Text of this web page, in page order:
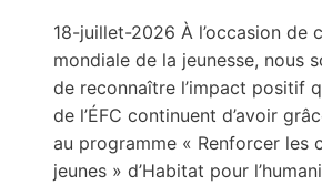
18-juillet-2026 À l’occasion de
mondiale de la jeunesse, nous
de reconnaître l’impact positif
de l’ÉFC continuent d’avoir
au programme « Renforcer les
jeunes » d’Habitat pour